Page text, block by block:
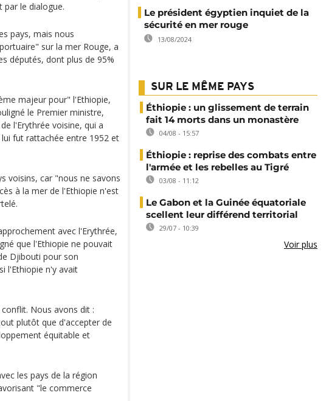
par le dialogue.
pays, mais nous
sur la mer Rouge, a
députés, dont plus de 95%
majeur pour" l'Ethiopie,
le Premier ministre,
l'Erythrée voisine, qui a
fut rattachée entre 1952 et
voisins, car "nous ne savons
à la mer de l'Ethiopie n'est
avec l'Erythrée,
que l'Ethiopie ne pouvait
Djibouti pour son
l'Ethiopie n'y avait
Nous avons dit :
plutôt que d'accepter de
équitable et
les pays de la région
"le commerce
Le président égyptien inquiet de la
sécurité en mer rouge
13/08/2024
SUR LE MÊME PAYS
Éthiopie : un glissement de terrain
fait 14 morts dans un monastère
04/08 - 15:57
Éthiopie : reprise des combats entre
l'armée et les rebelles au Tigré
03/08 - 11:12
Le Gabon et la Guinée équatoriale
scellent leur différend territorial
29/07 - 10:39
Voir plus